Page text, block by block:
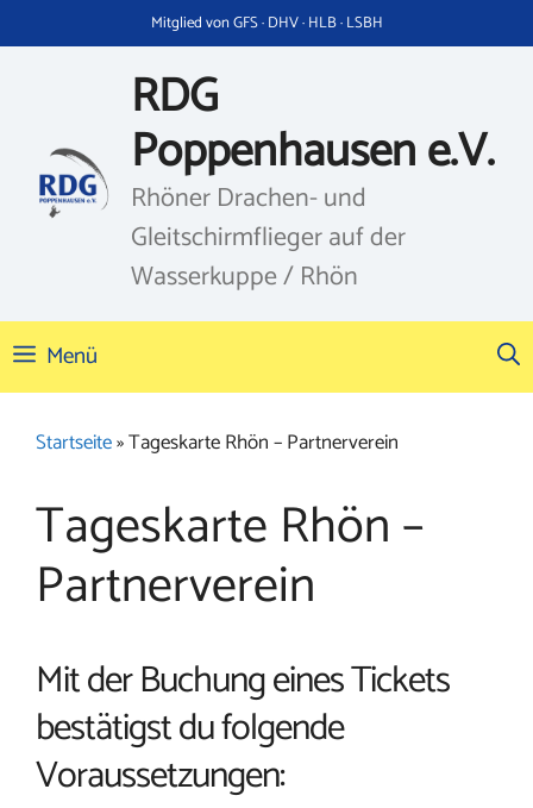
Inhalt
Mitglied von GFS · DHV · HLB · LSBH
RDG
Poppenhausen e.V.
Rhöner Drachen- und
Gleitschirmflieger auf der
Wasserkuppe / Rhön
Menü
Startseite»Tageskarte Rhön – Partnerverein
Tageskarte Rhön –
Partnerverein
Mit der Buchung eines Tickets
bestätigst du folgende
Voraussetzungen: